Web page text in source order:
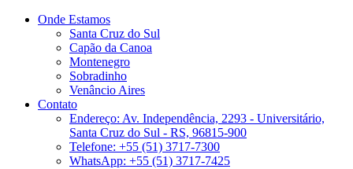
Onde Estamos
Santa Cruz do Sul
Capão da Canoa
Montenegro
Sobradinho
Venâncio Aires
Contato
Endereço: Av. Independência, 2293 - Universitário,
Santa Cruz do Sul - RS, 96815-900
Telefone: +55 (51) 3717-7300
WhatsApp: +55 (51) 3717-7425